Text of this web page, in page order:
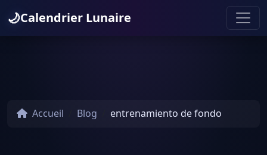
🌙Calendrier Lunaire
Accueil Blog entrenamiento de fondo